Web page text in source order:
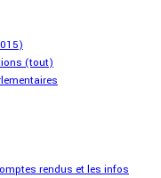
(tout)
rendus et les infos